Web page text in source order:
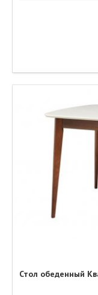
Стол обеденный